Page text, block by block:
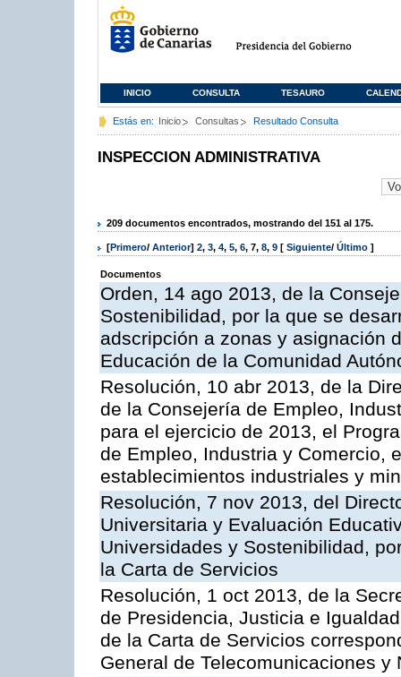
INICIO CONSULTA TESAURO
Estás en: Inicio Consultas Resultado Consulta
INSPECCION ADMINISTRATIVA
209 documentos encontrados, mostrando del 151 al 175.
[Primero/ Anterior] 2, 3, 4, 5, 6, 7, 8, 9 [ Siguiente/ Último ]
Documentos
Orden, 14 ago 2013, de la
Sostenibilidad, por la que se
adscripción a zonas y asignación
Educación de la Comunidad
Resolución, 10 abr 2013, de la
de la Consejería de Empleo,
para el ejercicio de 2013, el
de Empleo, Industria y Comercio,
establecimientos industriales y
Resolución, 7 nov 2013, del
Universitaria y Evaluación
Universidades y Sostenibilidad,
la Carta de Servicios
Resolución, 1 oct 2013, de la
de Presidencia, Justicia e
de la Carta de Servicios
General de Telecomunicaciones y